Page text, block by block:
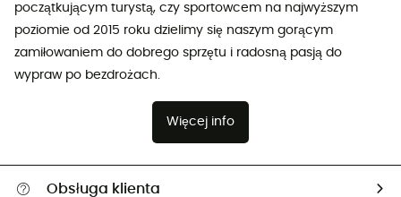
początkującym turystą, czy sportowcem na najwyższym
poziomie od 2015 roku dzielimy się naszym gorącym
zamiłowaniem do dobrego sprzętu i radosną pasją do
wypraw po bezdrożach.
Więcej info
Obsługa klienta